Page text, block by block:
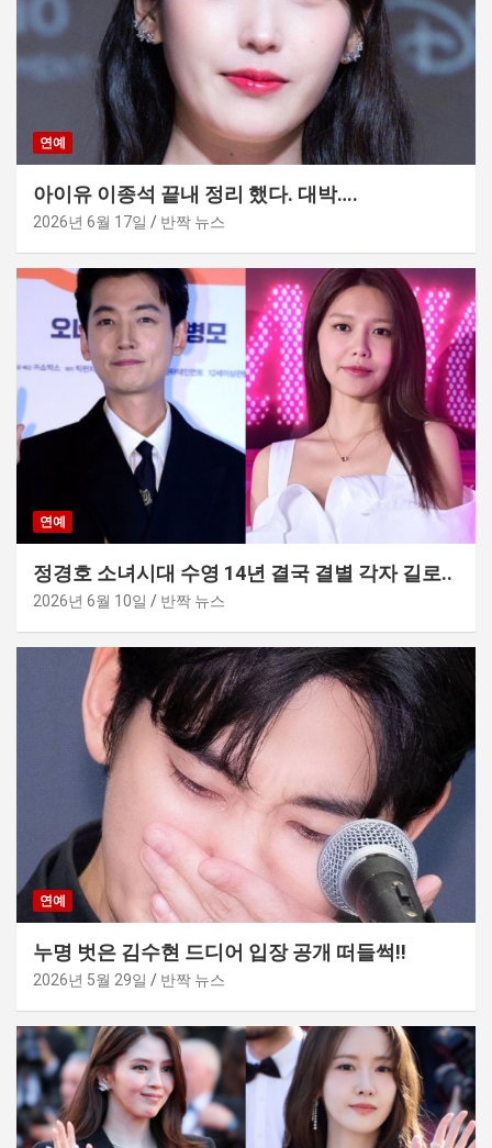
연예
아이유 이종석 끝내 정리 했다. 대박….
2026년 6월 17일 반짝 뉴스
연예
정경호 소녀시대 수영 14년 결국 결별 각자 길로..
2026년 6월 10일 반짝 뉴스
연예
누명 벗은 김수현 드디어 입장 공개 떠들썩!!
2026년 5월 29일 반짝 뉴스